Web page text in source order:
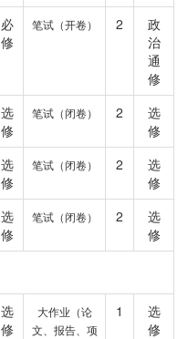
必
修
笔试（开卷） 2
政
治
通
修
选
修
笔试（闭卷） 2
选
修
选
修
笔试（闭卷） 2
选
修
选
修
笔试（闭卷） 2
选
修
选
修
大作业（论
文、报告、项
1
选
修